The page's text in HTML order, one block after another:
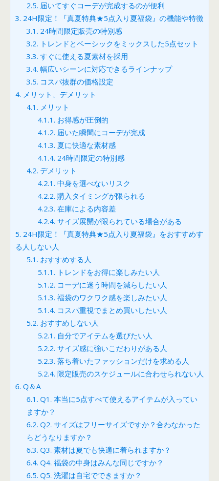
2.5. 届いてすぐコーデが完成するのが便利
3. 24H限定！『真夏特典★5点入り夏福袋』の機能や特徴
3.1. 24時間限定販売の特別感
3.2. トレンドとベーシックをミックスした5点セット
3.3. すぐに使える夏素材を採用
3.4. 幅広いシーンに対応できるラインナップ
3.5. コスパ抜群の価格設定
4. メリット、デメリット
4.1. メリット
4.1.1. お得感が圧倒的
4.1.2. 届いた瞬間にコーデが完成
4.1.3. 夏に快適な素材感
4.1.4. 24時間限定の特別感
4.2. デメリット
4.2.1. 中身を選べないリスク
4.2.2. 購入タイミングが限られる
4.2.3. 在庫による内容差
4.2.4. サイズ展開が限られている場合がある
5. 24H限定！『真夏特典★5点入り夏福袋』をおすすめす
る人しない人
5.1. おすすめする人
5.1.1. トレンドをお得に楽しみたい人
5.1.2. コーデに迷う時間を減らしたい人
5.1.3. 福袋のワクワク感を楽しみたい人
5.1.4. コスパ重視でまとめ買いしたい人
5.2. おすすめしない人
5.2.1. 自分でアイテムを選びたい人
5.2.2. サイズ感に強いこだわりがある人
5.2.3. 落ち着いたファッションだけを求める人
5.2.4. 限定販売のスケジュールに合わせられない人
6. Q＆A
6.1. Q1. 本当に5点すべて使えるアイテムが入ってい
ますか？
6.2. Q2. サイズはフリーサイズですか？合わなかった
らどうなりますか？
6.3. Q3. 素材は夏でも快適に着られますか？
6.4. Q4. 福袋の中身はみんな同じですか？
6.5. Q5. 洗濯は自宅でできますか？